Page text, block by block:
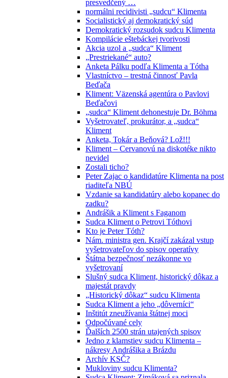
presvedčený …
normálni recidivisti „sudcu“ Klimenta
Socialistický aj demokratický súd
Demokratický rozsudok sudcu Klimenta
Kompilácie eštebáckej tvorivosti
Akcia uzol a „sudca“ Kliment
„Prestriekané“ auto?
Anketa Pálku podľa Klimenta a Tótha
Vlastníctvo – trestná činnosť Pavla
Beďača
Kliment: Väzenská agentúra o Pavlovi
Beďačovi
„sudca“ Kliment dehonestuje Dr. Böhma
Vyšetrovateľ, prokurátor, a „sudca“
Kliment
Anketa, Tokár a Beňová? Lož!!!
Kliment – Cervanovú na diskotéke nikto
nevidel
Zostali ticho?
Peter Zajac o kandidatúre Klimenta na post
riaditeľa NBÚ
Vzdanie sa kandidatúry alebo kopanec do
zadku?
Andrášik a Kliment s Faganom
Sudca Kliment o Petrovi Tóthovi
Kto je Peter Tóth?
Nám. ministra gen. Krajčí zakázal vstup
vyšetrovateľov do spisov operatívy
Štátna bezpečnosť nezákonne vo
vyšetrovaní
Slušný sudca Kliment, historický dôkaz a
majestát pravdy
„Historický dôkaz“ sudcu Klimenta
Sudca Kliment a jeho „dôverníci“
Inštitút zneužívania štátnej moci
Odpočúvané cely
Ďalších 2500 strán utajených spisov
Jedno z klamstiev sudcu Klimenta –
nákresy Andrášika a Brázdu
Archív KSČ?
Mukloviny sudcu Klimenta?